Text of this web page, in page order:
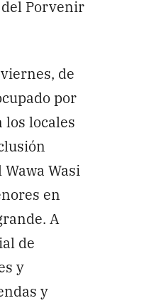
Porvenir
de
por
locales
Wasi
en
A
de
y
y